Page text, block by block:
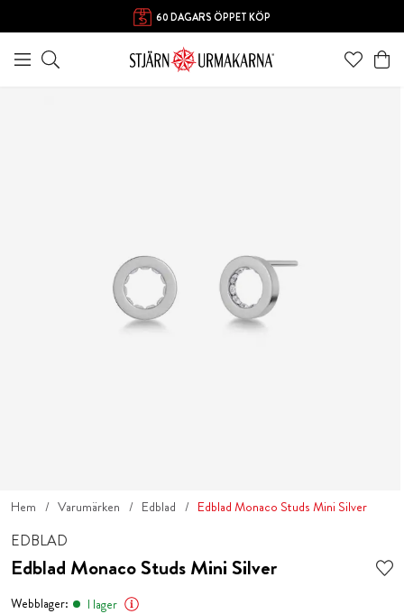
60 DAGARS ÖPPET KÖP
Hem Varumärken Edblad Edblad Monaco Studs Mini Silver
EDBLAD
Edblad Monaco Studs Mini Silver
Webblager:
I lager